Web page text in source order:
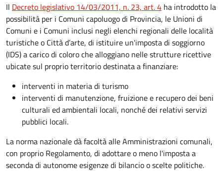
Il Decreto legislativo 14/03/2011, n. 23, art. 4 ha introdotto la
possibilità per i Comuni capoluogo di Provincia, le Unioni di
Comuni e i Comuni inclusi negli elenchi regionali delle località
turistiche o Città d’arte, di istituire un'imposta di soggiorno
(IDS) a carico di coloro che alloggiano nelle strutture ricettive
ubicate sul proprio territorio destinata a finanziare:
interventi in materia di turismo
interventi di manutenzione, fruizione e recupero dei beni
culturali ed ambientali locali, nonché dei relativi servizi
pubblici locali.
La norma nazionale dà facoltà alle Amministrazioni comunali,
con proprio Regolamento, di adottare o meno l'imposta a
seconda di autonome esigenze di bilancio o scelte politiche.